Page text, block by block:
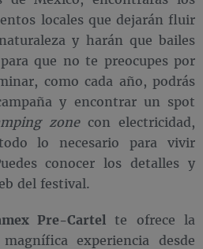
locales que dejarán fluir
y harán que bailes
que no te preocupes por
como cada año, podrás
y encontrar un spot
zonecon electricidad,
lo necesario para vivir
conocer los detalles y
del festival.
Pre-Cartelte ofrece la
experiencia desde